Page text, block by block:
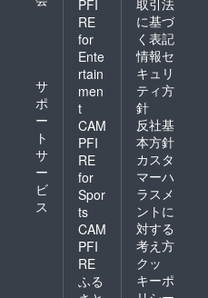
サ
ポ
ー
ト
サ
ー
ビ
ス
PFI
RE
for
Ente
rtain
men
t
CAM
PFI
RE
for
Spor
ts
CAM
PFI
RE
ふる
取引法
に基づ
く表記
情報セ
キュリ
ティ方
針
反社基
本方針
カスタ
マーハ
ラスメ
ントに
対する
考え方
クッ
キーポ